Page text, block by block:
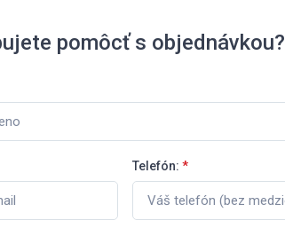
pomôcť s objednávkou?
Telefón: *